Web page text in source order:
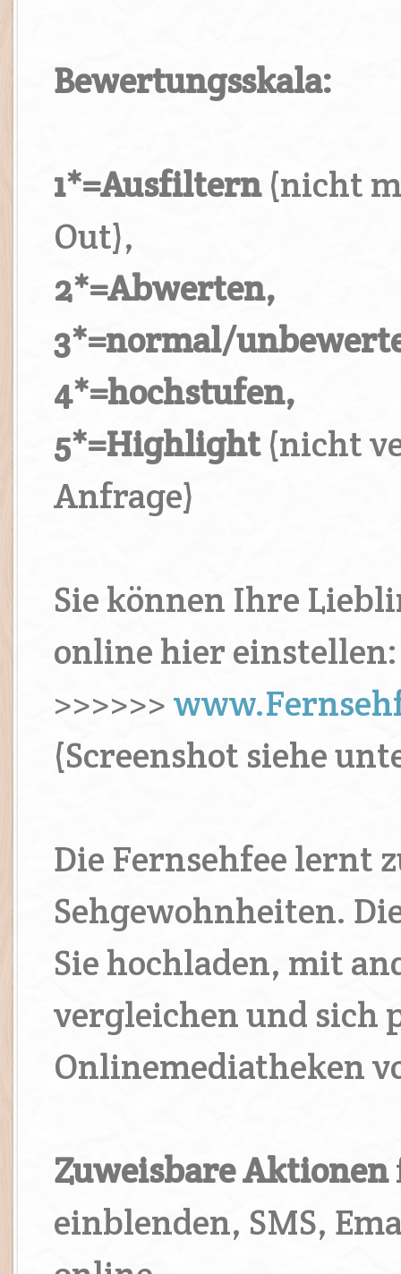
Bewertungsskala:
1*=Ausfiltern (nicht
Out),
2*=Abwerten,
3*=normal/
4*=hochstufen,
5*=Highlight (nicht
Anfrage)
Sie können Ihre
online hier einstellen:
>>>>>>
(Screenshot siehe
Die Fernsehfee lernt
Sehgewohnheiten.
Sie hochladen, mit
vergleichen und sich
Onlinemediatheken
Zuweisbare Aktionen
einblenden, SMS,